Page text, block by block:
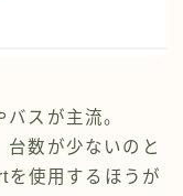
スが主流。
台数が少ないのと
を使用するほうが